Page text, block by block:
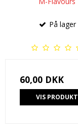
På lager
60,00 DKK
VIS PRODUKT